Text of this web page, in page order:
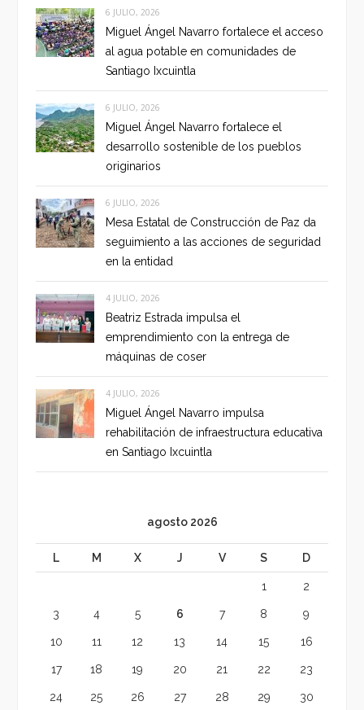
6 JULIO, 2026
Miguel Ángel Navarro fortalece el acceso
al agua potable en comunidades de
Santiago Ixcuintla
6 JULIO, 2026
Miguel Ángel Navarro fortalece el
desarrollo sostenible de los pueblos
originarios
6 JULIO, 2026
Mesa Estatal de Construcción de Paz da
seguimiento a las acciones de seguridad
en la entidad
4 JULIO, 2026
Beatriz Estrada impulsa el
emprendimiento con la entrega de
máquinas de coser
4 JULIO, 2026
Miguel Ángel Navarro impulsa
rehabilitación de infraestructura educativa
en Santiago Ixcuintla
agosto 2026
L M X J V S D
1 2
3 4 5 6 7 8 9
10 11 12 13 14 15 16
17 18 19 20 21 22 23
24 25 26 27 28 29 30